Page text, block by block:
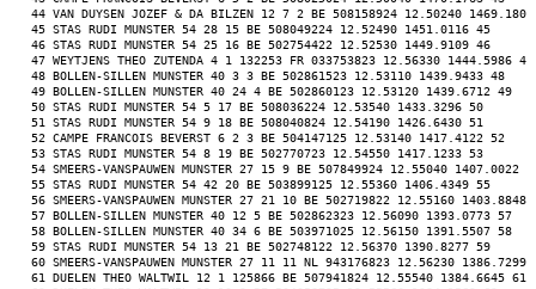
44 VAN DUYSEN JOZEF & DA BILZEN 12 7 2 BE 508158924 12.50240
45 STAS RUDI MUNSTER 54 28 15 BE 508049224 12.52490 1451.0116 45
46 STAS RUDI MUNSTER 54 25 16 BE 502754422 12.52530 1449.9109 46
47 WEYTJENS THEO ZUTENDA 4 1 132253 FR 033753823 12.56330 1444.5986
48 BOLLEN-SILLEN MUNSTER 40 3 3 BE 502861523 12.53110 1439.9433 48
49 BOLLEN-SILLEN MUNSTER 40 24 4 BE 502860123 12.53120 1439.6712 49
50 STAS RUDI MUNSTER 54 5 17 BE 508036224 12.53540 1433.3296 50
51 STAS RUDI MUNSTER 54 9 18 BE 508040824 12.54190 1426.6430 51
52 CAMPE FRANCOIS BEVERST 6 2 3 BE 504147125 12.53140 1417.4122 52
53 STAS RUDI MUNSTER 54 8 19 BE 502770723 12.54550 1417.1233 53
54 SMEERS-VANSPAUWEN MUNSTER 27 15 9 BE 507849924 12.55040 1407.0022
55 STAS RUDI MUNSTER 54 42 20 BE 503899125 12.55360 1406.4349 55
56 SMEERS-VANSPAUWEN MUNSTER 27 21 10 BE 502719822 12.55160
57 BOLLEN-SILLEN MUNSTER 40 12 5 BE 502862323 12.56090 1393.0773 57
58 BOLLEN-SILLEN MUNSTER 40 34 6 BE 503971025 12.56150 1391.5507 58
59 STAS RUDI MUNSTER 54 13 21 BE 502748122 12.56370 1390.8277 59
60 SMEERS-VANSPAUWEN MUNSTER 27 11 11 NL 943176823 12.56230
61 DUELEN THEO WALTWIL 12 1 125866 BE 507941824 12.55540 1384.6645 61